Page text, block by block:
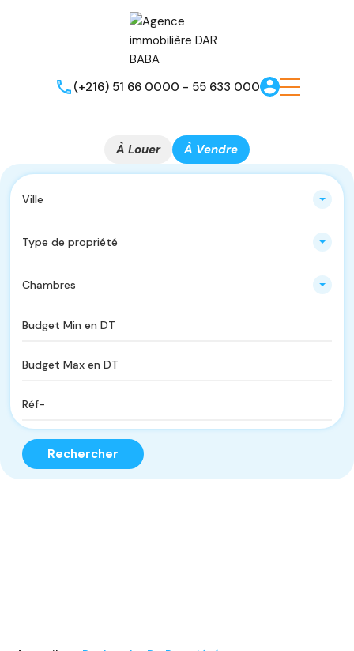
(+216) 51 66 0000 - 55 633 000
À Louer À Vendre
Ville
Type de propriété
Chambres
Rechercher